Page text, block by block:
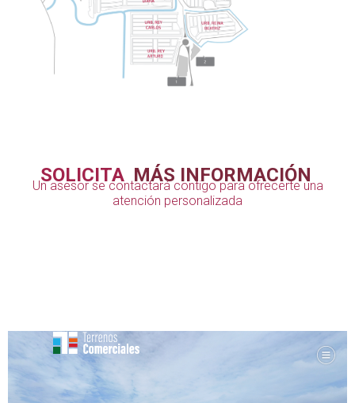
SOLICITA MÁS INFORMACIÓN
Un asesor se contactará contigo para ofrecerte una
atención personalizada